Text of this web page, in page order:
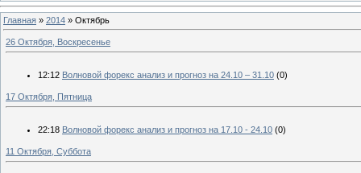
Главная » 2014 » Октябрь
26 Октября, Воскресенье
12:12 Волновой форекс анализ и прогноз на 24.10 – 31.10 (0)
17 Октября, Пятница
22:18 Волновой форекс анализ и прогноз на 17.10 - 24.10 (0)
11 Октября, Суббота